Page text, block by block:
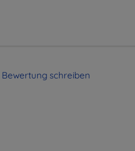
Bewertung schreiben